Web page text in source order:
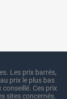
Les prix barrés,
prix le plus bas
Ces prix
sites concernés.